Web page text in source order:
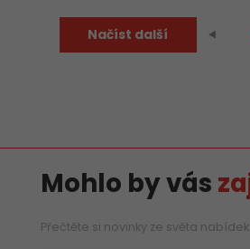
Načíst další ⯇
Mohlo by vás
Přečtěte si novinky ze světa